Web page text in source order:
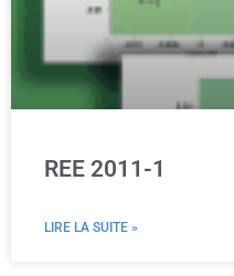
REE 2011-1
LIRE LA SUITE »